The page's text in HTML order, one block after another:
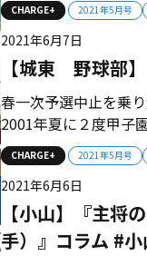
CHARGE+ 2021年5月号
と思います。試合に
います」 ...
CHARGE+ 2021年5月号
【城東 野球
2021年6月7日
春一次予選中止を乗
2001年夏に２度甲子
たチームは、春季予
てを懸ける。 ■昨秋
誰も考えていなかった
【小山】『主将
手）』コラム #小
2021年6月6日